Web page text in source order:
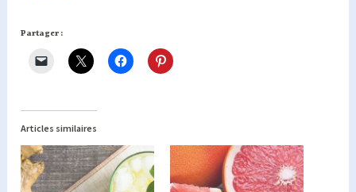
Partager :
Articles similaires